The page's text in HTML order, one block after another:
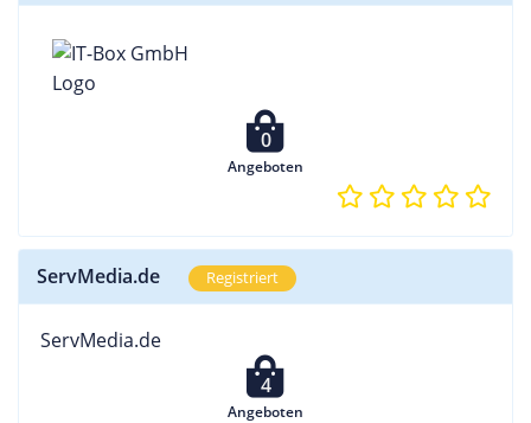
0
Angeboten
ServMedia.de Registriert
ServMedia.de
4
Angeboten